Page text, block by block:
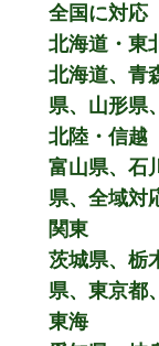
全国に対応
北海道・東
北海道、青
県、山形県
北陸・信越
富山県、石
県、全域対
関東
茨城県、栃
県、東京都
東海